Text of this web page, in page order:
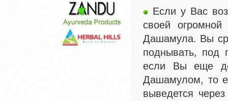
Если у Вас
своей
Дашамула. Вы
поднывать, под
если Вы еще
Дашамулом, то
выведется